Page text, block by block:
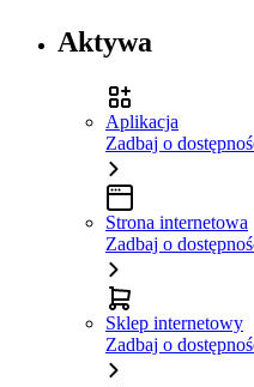
Aktywa
Aplikacja
Zadbaj o
Strona internetowa
Zadbaj o
Sklep internetowy
Zadbaj o